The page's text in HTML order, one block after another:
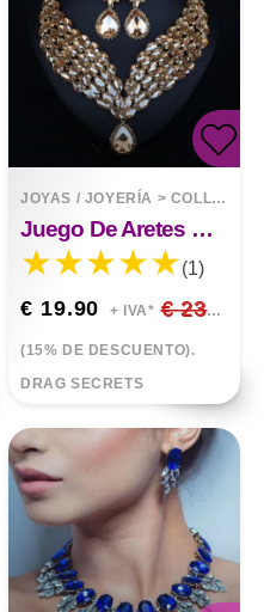
JOYAS / JOYERÍA > COLLARES
Juego De Aretes De Collar De Río Egipcio
(1)
€ 19.90 + IVA* € 23.41
(15% DE DESCUENTO).
DRAG SECRETS